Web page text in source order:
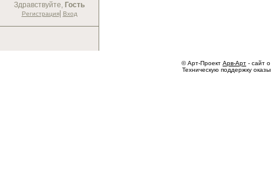
Здравствуйте, Гость
Регистрация| Вход
© Арт-Проект Арв-Арт - сайт
Техническую поддержку